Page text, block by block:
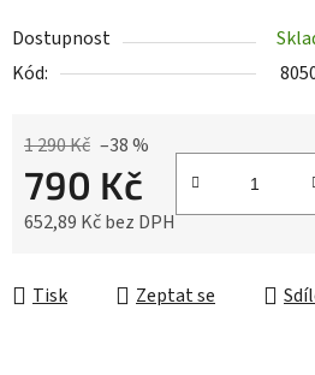
Dostupnost
Kód:
1 290 Kč –38 %
790 Kč
652,89 Kč bez DPH
Tisk Zeptat se